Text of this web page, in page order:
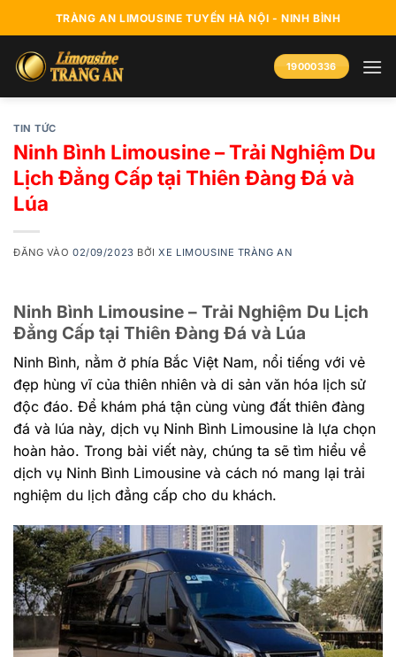
qua
nội
dung
TRÀNG AN LIMOUSINE TUYẾN HÀ NỘI - NINH BÌNH
19000336
TIN TỨC
Ninh Bình Limousine – Trải Nghiệm Du
Lịch Đẳng Cấp tại Thiên Đàng Đá và
Lúa
ĐĂNG VÀO02/09/2023 BỞIXE LIMOUSINE TRÀNG AN
Ninh Bình Limousine – Trải Nghiệm Du Lịch
Đẳng Cấp tại Thiên Đàng Đá và Lúa
Ninh Bình, nằm ở phía Bắc Việt Nam, nổi tiếng với vẻ
đẹp hùng vĩ của thiên nhiên và di sản văn hóa lịch sử
độc đáo. Để khám phá tận cùng vùng đất thiên đàng
đá và lúa này, dịch vụ Ninh Bình Limousine là lựa chọn
hoàn hảo. Trong bài viết này, chúng ta sẽ tìm hiểu về
dịch vụ Ninh Bình Limousine và cách nó mang lại trải
nghiệm du lịch đẳng cấp cho du khách.